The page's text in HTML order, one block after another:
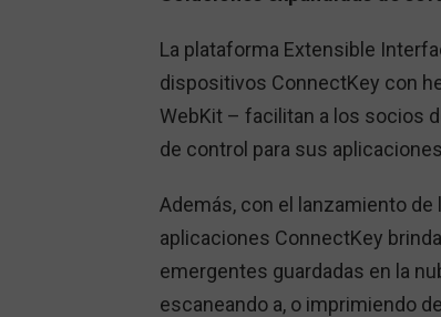
La plataforma Extensible
dispositivos ConnectKey con
WebKit – facilitan a los socios
de control para sus
Además, con el lanzamiento de
aplicaciones ConnectKey
emergentes guardadas en la
escaneando a, o imprimiendo